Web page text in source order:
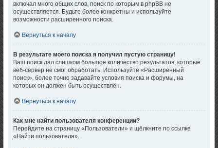
включал много общих слов, поиск по которым в phpBB не
осуществляется. Будьте более конкретны и используйте
возможности расширенного поиска.
Вернуться к началу
В результате моего поиска я получил пустую страницу!
Ваш поиск дал слишком большое количество результатов, которые
веб-сервер не смог обработать. Используйте «Расширенный
поиск», более точно задавайте условия поиска и форумы, на
которых он должен быть осуществлён.
Вернуться к началу
Как мне найти пользователя конференции?
Перейдите на страницу «Пользователи» и щёлкните по ссылке
«Найти пользователя».